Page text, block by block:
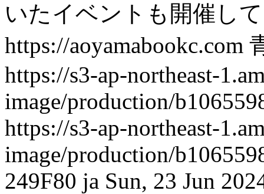
いたイベントも開催し
https://aoyamabookc.com
https://s3-ap-northeast-
image/production/
https://s3-ap-northeast-
image/production/
249F80 ja Sun, 23 Jun